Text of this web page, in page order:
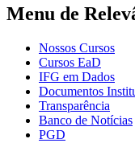
Menu de
Nossos Cursos
Cursos EaD
IFG em Dados
Documentos
Transparência
Banco de Notícias
PGD